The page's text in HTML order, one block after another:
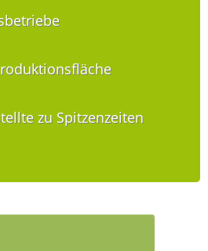
zu Spitzenzeiten